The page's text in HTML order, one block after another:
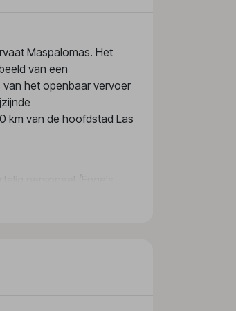
Maspalomas. Het
van een
het openbaar vervoer
km van de hoofdstad Las
van het
dienst, een